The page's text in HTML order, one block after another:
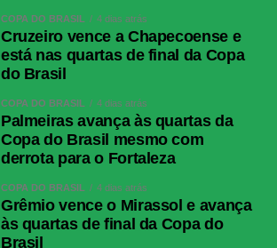
COPA DO BRASIL 4 dias atrás
Cruzeiro vence a Chapecoense e
está nas quartas de final da Copa
do Brasil
COPA DO BRASIL 4 dias atrás
Palmeiras avança às quartas da
Copa do Brasil mesmo com
derrota para o Fortaleza
COPA DO BRASIL 4 dias atrás
Grêmio vence o Mirassol e avança
às quartas de final da Copa do
Brasil